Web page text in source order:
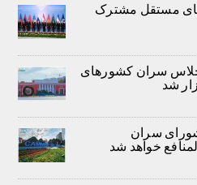
مستقل مشترک
سران کشورهای
شد
سران
خواهد شد